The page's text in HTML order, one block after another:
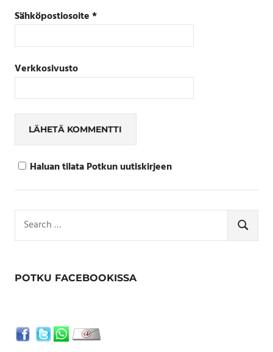
Sähköpostiosoite*
Verkkosivusto
Haluan tilata Potkun uutiskirjeen
for:
SEARCH
POTKU FACEBOOKISSA